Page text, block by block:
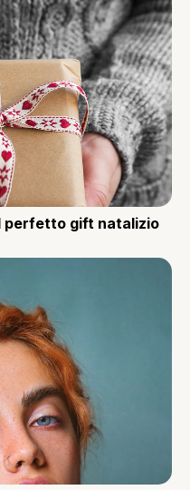
perfetto gift natalizio